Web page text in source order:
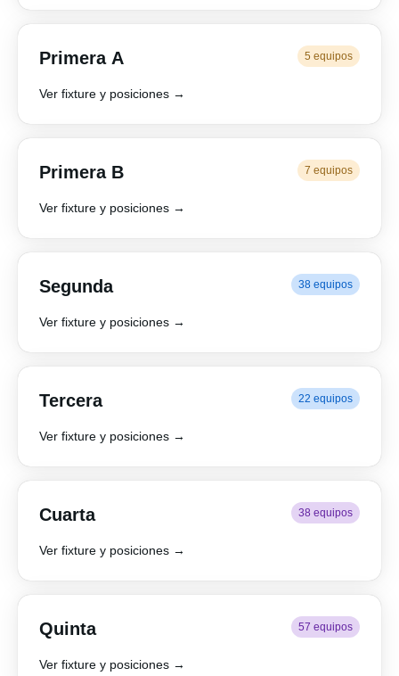
Primera A 5 equipos
Ver fixture y posiciones →
Primera B 7 equipos
Ver fixture y posiciones →
Segunda 38 equipos
Ver fixture y posiciones →
Tercera 22 equipos
Ver fixture y posiciones →
Cuarta 38 equipos
Ver fixture y posiciones →
Quinta 57 equipos
Ver fixture y posiciones →